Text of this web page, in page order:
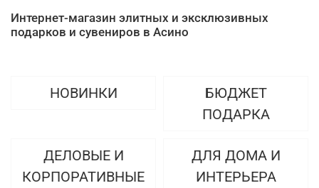
Интернет-магазин элитных и эксклюзивных
подарков и сувениров в Асино
НОВИНКИ
БЮДЖЕТ
ПОДАРКА
ДЕЛОВЫЕ И
КОРПОРАТИВНЫЕ
ДЛЯ ДОМА И
ИНТЕРЬЕРА